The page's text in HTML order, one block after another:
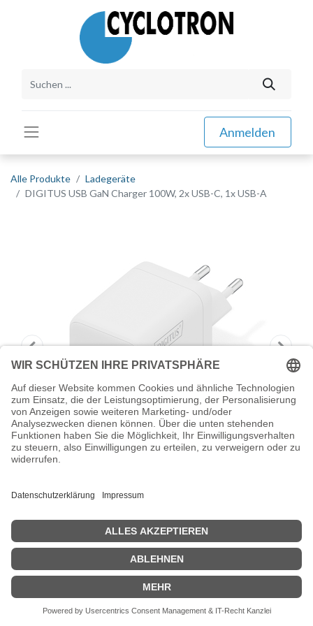
Anmelden
Alle Produkte
Ladegeräte
DIGITUS USB GaN Charger 100W, 2x USB-C, 1x USB-A
DIGITUS USB GaN Charger 100W, 2x
USB-C, 1x USB-A
Digitus - Netzteil - GaN - 100 Watt - 2 A - 3
Ausgabeanschlussstellen (2 x USB-C, USB) - weiß
Zeige Preise inklusiv MwSt. (Brutto)
37,43€ inkl. MwSt.